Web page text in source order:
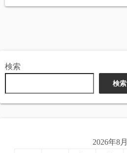
検索
検索
2026年8月